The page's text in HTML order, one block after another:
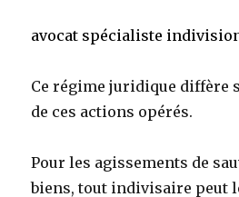
avocat spécialiste
Ce régime juridique diffère
de ces actions opérés.
Pour les agissements de
biens, tout indivisaire peut